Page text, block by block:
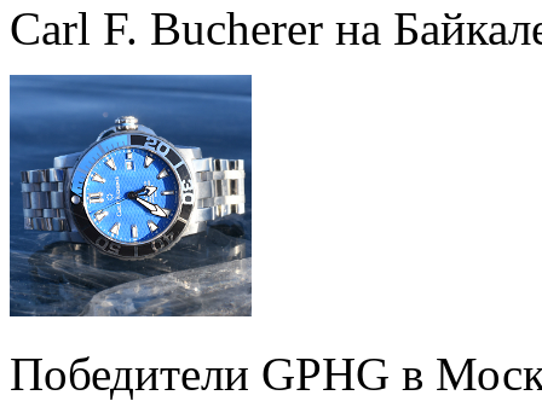
Carl F. Bucherer на
Победители GPHG в